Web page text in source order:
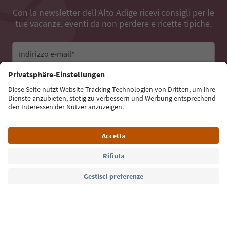
Con la newsletter dell’Alto Adige ricevi consigli per le
tue vacanze, eventi da non perdere e ricette tipiche.
Indirizzo e-mail*
Iscriviti alla newsletter